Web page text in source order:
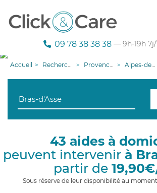
09 78 38 38 38 — 9h-19h
Accueil Recherche aide à domicile Provence-Alpes-Côte d'Azur Alpes-de-Haute-Provence
43 aides à
peuvent intervenir à
partir de
Sous réserve de leur disponibilité au